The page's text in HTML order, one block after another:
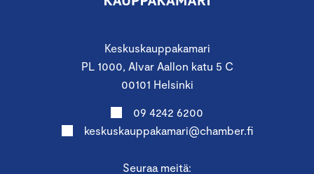
Keskuskauppakamari
PL 1000, Alvar Aallon katu 5 C
00101 Helsinki
09 4242 6200
keskuskauppakamari@chamber.fi
Seuraa meitä: